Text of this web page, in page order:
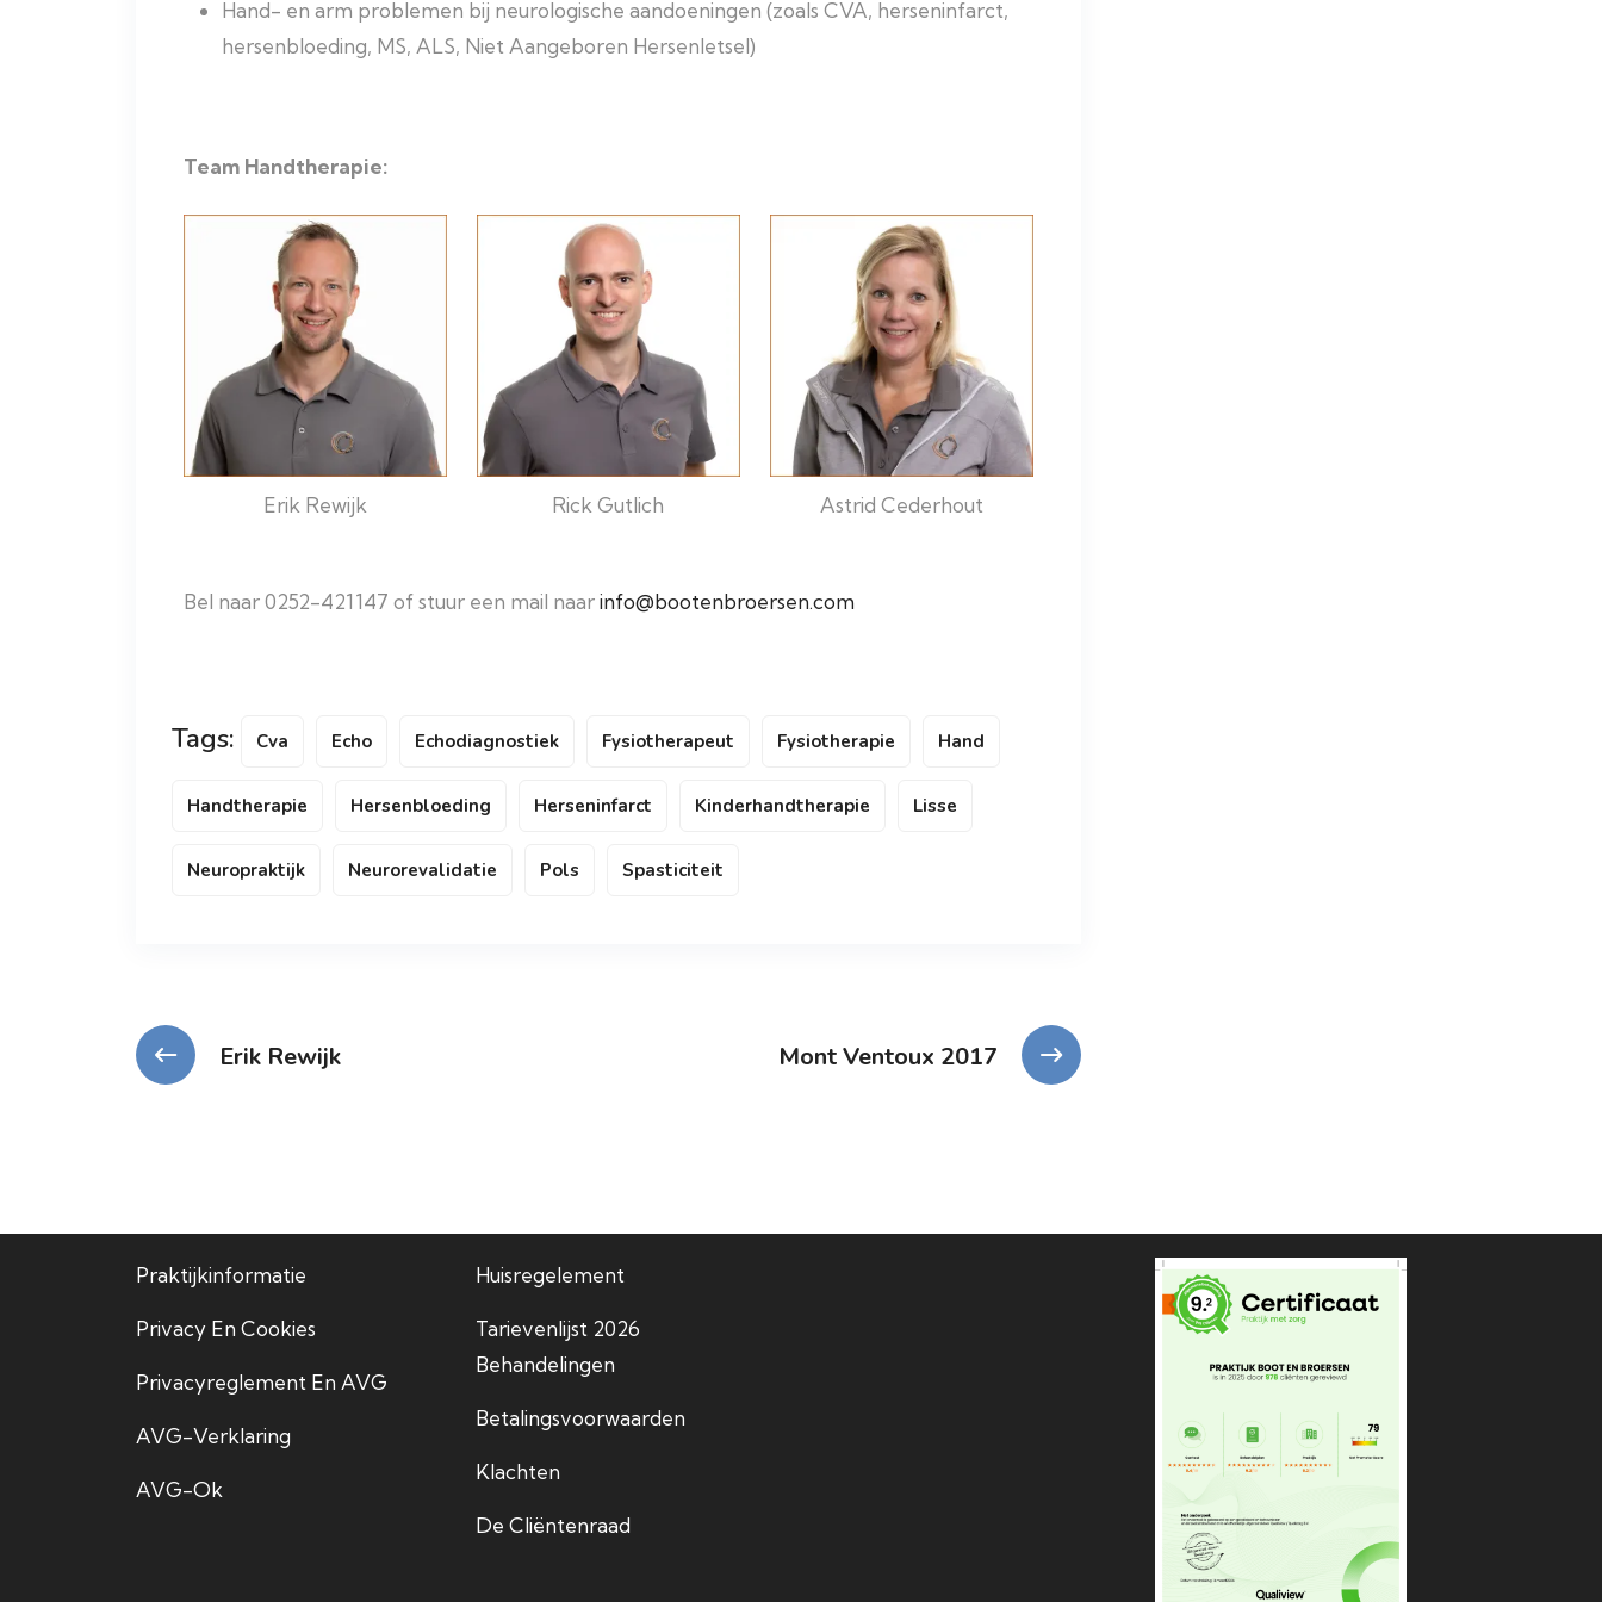
Hand- en arm problemen bij neurologische aandoeningen (zoals CVA, herseninfarct,
hersenbloeding, MS, ALS, Niet Aangeboren Hersenletsel)
Team Handtherapie:
Erik Rewijk Rick Gutlich Astrid Cederhout
Bel naar 0252-421147 of stuur een mail naarinfo@bootenbroersen.com
Tags: Cva Echo Echodiagnostiek Fysiotherapeut Fysiotherapie Hand
Handtherapie Hersenbloeding Herseninfarct Kinderhandtherapie Lisse
Neuropraktijk Neurorevalidatie Pols Spasticiteit
Erik Rewijk Mont Ventoux 2017
Praktijkinformatie
Privacy En Cookies
Privacyreglement En AVG
AVG-Verklaring
AVG-Ok
Huisregelement
Tarievenlijst 2026
Behandelingen
Betalingsvoorwaarden
Klachten
De Cliëntenraad